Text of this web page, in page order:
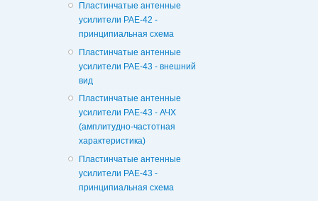
Пластинчатые антенные
усилители РАЕ-42 -
принципиальная схема
Пластинчатые антенные
усилители РАЕ-43 - внешний
вид
Пластинчатые антенные
усилители РАЕ-43 - АЧХ
(амплитудно-частотная
характеристика)
Пластинчатые антенные
усилители РАЕ-43 -
принципиальная схема